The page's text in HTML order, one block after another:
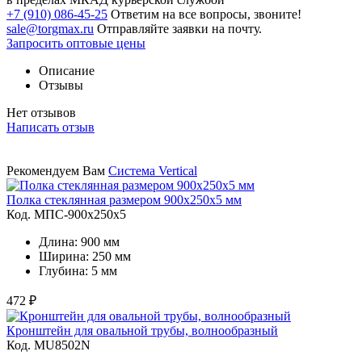
+7 (910) 086-45-25 Ответим на все вопросы, звоните!
sale@torgmax.ru Отправляйте заявки на почту.
Запросить оптовые цены
Описание
Отзывы
Нет отзывов
Написать отзыв
Рекомендуем Вам Система Vertical
Полка стеклянная размером 900х250х5 мм
Код. MПС-900х250х5
Длина: 900 мм
Ширина: 250 мм
Глубина: 5 мм
472 ₽
Кронштейн для овальной трубы, волнообразный
Код. MU8502N